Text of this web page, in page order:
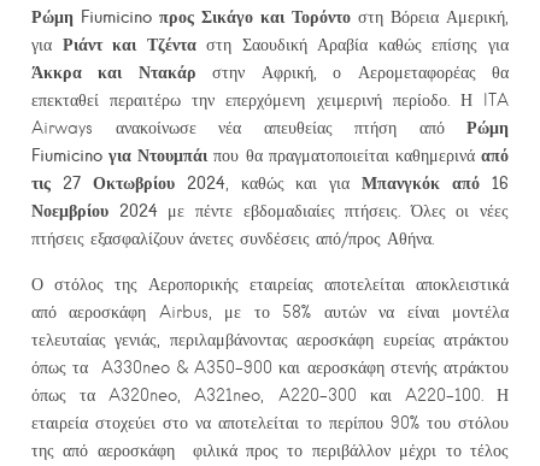
Ρώμη Fiumicino προς Σικάγο και Τορόντο στη Βόρεια Αμερική,
για Ριάντ και Τζένταστη Σαουδική Αραβία καθώς επίσης για
Άκκρα και Ντακάρ στην Αφρική, ο Αερομεταφορέας θα
επεκταθεί περαιτέρω την επερχόμενη χειμερινή περίοδο. Η ITA
Airways ανακοίνωσε νέα απευθείας πτήση από Ρώμη
Fiumicino για Ντουμπάι που θα πραγματοποιείται καθημερινάαπό
τις 27 Οκτωβρίου 2024, καθώς και γιαΜπανγκόκ από 16
Νοεμβρίου 2024με πέντε εβδομαδιαίες πτήσεις. Όλες οι νέες
πτήσεις εξασφαλίζουν άνετες συνδέσεις από/προς Αθήνα.
Ο στόλος της Αεροπορικής εταιρείας αποτελείται αποκλειστικά
από αεροσκάφη Airbus, με το 58% αυτών να είναι μοντέλα
τελευταίας γενιάς, περιλαμβάνοντας αεροσκάφη ευρείας ατράκτου
όπως τα A330neo & A350-900 και αεροσκάφη στενής ατράκτου
όπως τα A320neo, A321neo, A220-300 και A220-100. Η
εταιρεία στοχεύει στο να αποτελείται το περίπου 90% του στόλου
της από αεροσκάφη φιλικά προς το περιβάλλον μέχρι το τέλος